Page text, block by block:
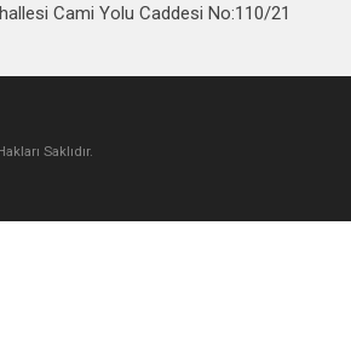
Cami Yolu Caddesi No:110/21
Saklıdır.